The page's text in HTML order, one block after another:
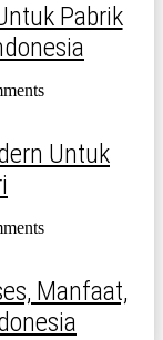
Pabrik
Untuk
Manfaat,